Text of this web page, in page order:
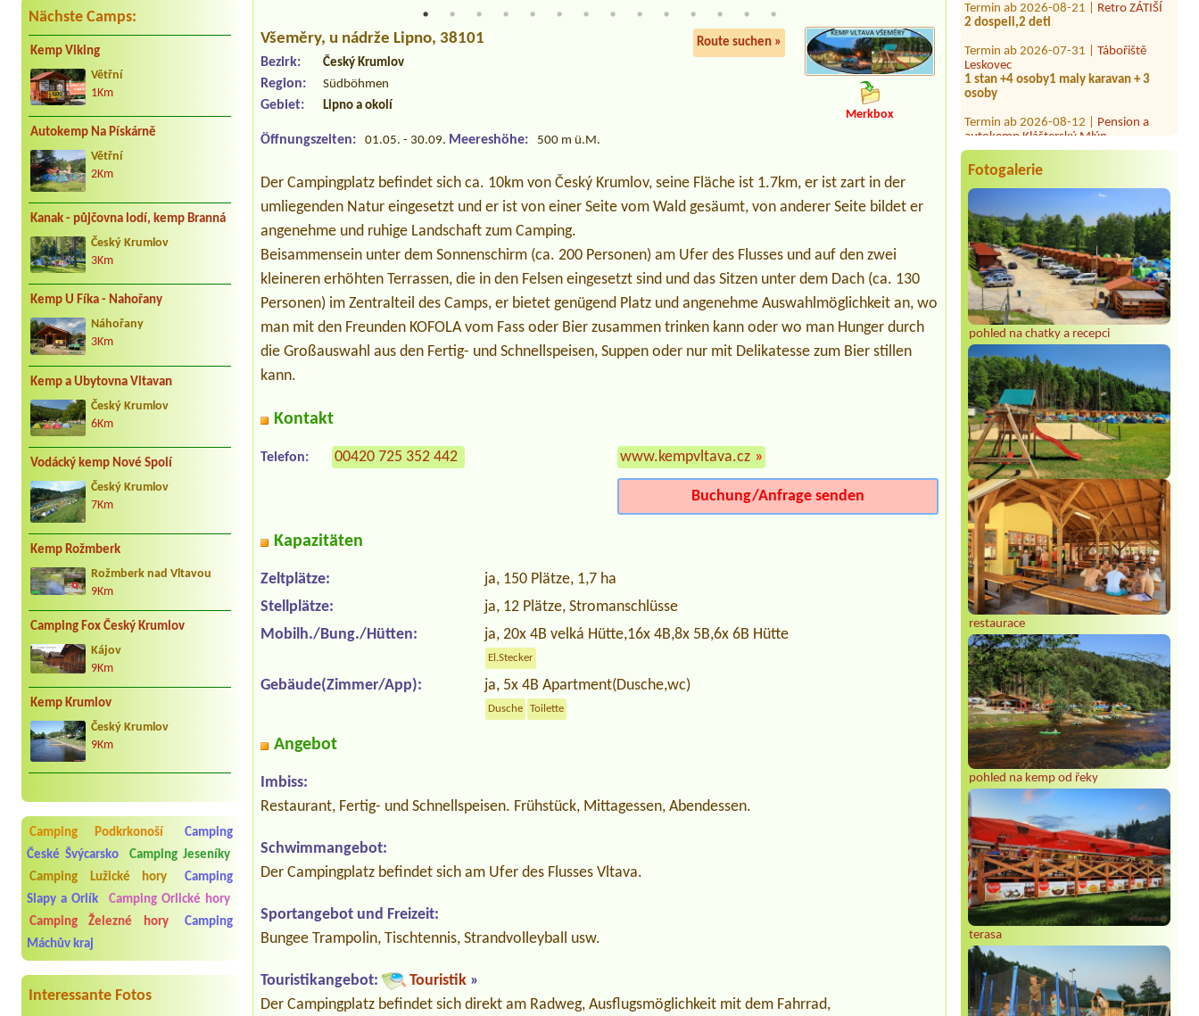
Nächste Camps:
Kemp Viking
Větřní
1Km
Autokemp Na Pískárně
Větřní
2Km
Kanak - půjčovna lodí, kemp Branná
Český Krumlov
3Km
Kemp U Fíka - Nahořany
Náhořany
3Km
Kemp a Ubytovna Vltavan
Český Krumlov
6Km
Vodácký kemp Nové Spolí
Český Krumlov
7Km
Kemp Rožmberk
Rožmberk nad Vltavou
9Km
Camping Fox Český Krumlov
Kájov
9Km
Kemp Krumlov
Český Krumlov
9Km
Camping Podkrkonoší
Camping
České Švýcarsko
Camping Jeseníky
Camping Lužické hory
Camping
Slapy a Orlík
Camping Orlické hory
Camping Železné hory
Camping
Máchův kraj
Interessante Fotos
Termin ab 2026-07-31 |
1 stan +4 osoby1 maly karavan + 3
osoby
Termin ab 2026-08-12 |
autokemp Klášterský Mlýn
místo pro jeden stan, dva dospělí, dvě
Termin ab 2026-08-03 |
004L chatka
Termin ab 2026-08-03 |EUROCAMP
BARBORA
1 Stellplatz, 2 Erwachsene, 2 Kinder
(10 und 12 Jahre), 1 Hund, inkl
Stromanschluss
Termin ab 2027-07-10 |Chatová
osada Nad Rybníkem
4krát mobilní dům
Termin ab 2026-08-18 |Autokemp
Hájovna Kdyně
Chatka + 2osoby
Termin ab 2026-07-30 |Kemp
Sluníčko
2x 4L chatka
Fotogalerie
pohled na chatky a recepci
restaurace
pohled na kemp od řeky
terasa
Všeměry, u nádrže Lipno, 38101 Route suchen »
Bezirk: Český Krumlov
Region: Südböhmen
Gebiet: Lipno a okolí
Öffnungszeiten: 01.05. - 30.09. Meereshöhe: 500 m ü.M.
Merkbox
Der Campingplatz befindet sich ca. 10km von Český Krumlov, seine Fläche ist 1.7km, er ist zart in der
umliegenden Natur eingesetzt und er ist von einer Seite vom Wald gesäumt, von anderer Seite bildet er
angenehme und ruhige Landschaft zum Camping.
Beisammensein unter dem Sonnenschirm (ca. 200 Personen) am Ufer des Flusses und auf den zwei
kleineren erhöhten Terrassen, die in den Felsen eingesetzt sind und das Sitzen unter dem Dach (ca. 130
Personen) im Zentralteil des Camps, er bietet genügend Platz und angenehme Auswahlmöglichkeit an, wo
man mit den Freunden KOFOLA vom Fass oder Bier zusammen trinken kann oder wo man Hunger durch
die Großauswahl aus den Fertig- und Schnellspeisen, Suppen oder nur mit Delikatesse zum Bier stillen
kann.
Kontakt
Telefon: 00420 725 352 442 www.kempvltava.cz »
Buchung/Anfrage senden
Kapazitäten
Zeltplätze:
ja, 150 Plätze, 1,7 ha
Stellplätze:
ja, 12 Plätze, Stromanschlüsse
Mobilh./Bung./Hütten:
ja, 20x 4B velká Hütte,16x 4B,8x 5B,6x 6B Hütte
El.Stecker
Gebäude(Zimmer/App): ja, 5x 4B Apartment(Dusche,wc)
Dusche Toilette
Angebot
Imbiss:
Restaurant, Fertig- und Schnellspeisen. Frühstück, Mittagessen, Abendessen.
Schwimmangebot:
Der Campingplatz befindet sich am Ufer des Flusses Vltava.
Sportangebot und Freizeit:
Bungee Trampolin, Tischtennis, Strandvolleyball usw.
Touristikangebot: Touristik »
Der Campingplatz befindet sich direkt am Radweg, Ausflugsmöglichkeit mit dem Fahrrad,